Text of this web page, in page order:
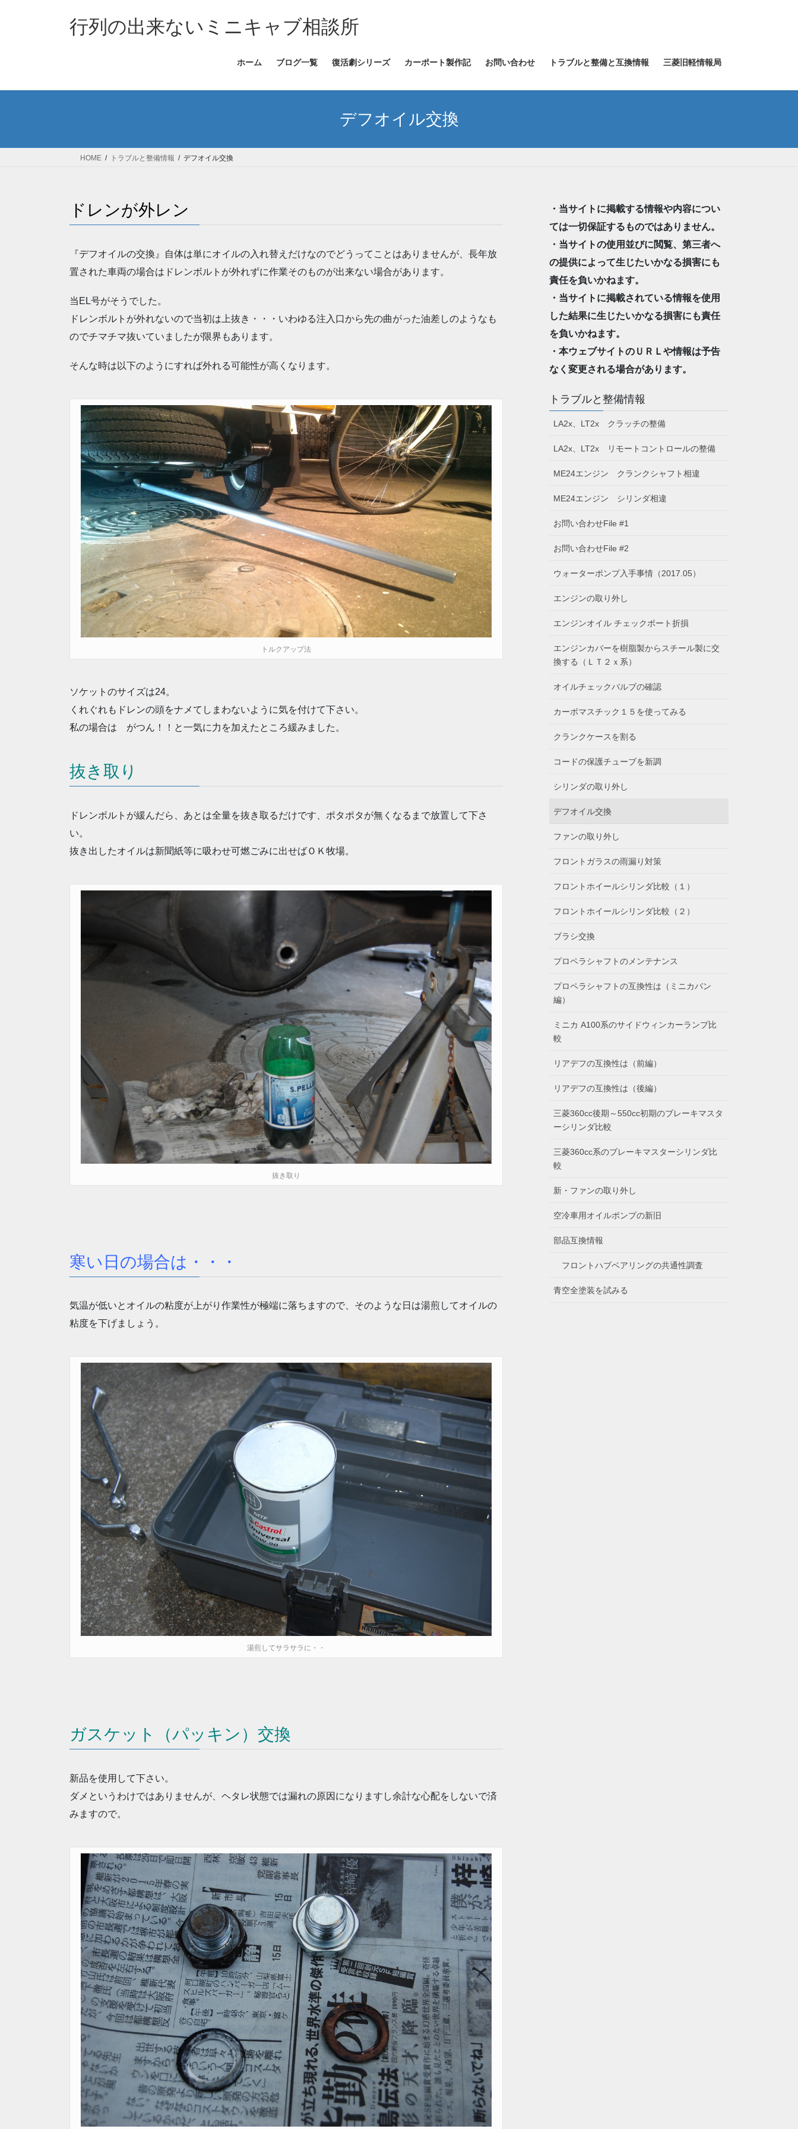
ス
ン
行列の出来ないミニキャブ相談所
ホーム ブログ一覧 復活劇シリーズ カーポート製作記 お問い合わせ トラブルと整備と互換情報 三菱旧軽情報局
デフオイル交換
HOME トラブルと整備情報 デフオイル交換
ドレンが外レン
『デフオイルの交換』自体は単にオイルの入れ替えだけなのでどうってことはありませんが、長年放
置された車両の場合はドレンボルトが外れずに作業そのものが出来ない場合があります。
当EL号がそうでした。
ドレンボルトが外れないので当初は上抜き・・・いわゆる注入口から先の曲がった油差しのようなも
のでチマチマ抜いていましたが限界もあります。
そんな時は以下のようにすれば外れる可能性が高くなります。
トルクアップ法
ソケットのサイズは24。
くれぐれもドレンの頭をナメてしまわないように気を付けて下さい。
私の場合は がつん！！と一気に力を加えたところ緩みました。
抜き取り
ドレンボルトが緩んだら、あとは全量を抜き取るだけです、ポタポタが無くなるまで放置して下さ
い。
抜き出したオイルは新聞紙等に吸わせ可燃ごみに出せばＯＫ牧場。
抜き取り
寒い日の場合は・・・
気温が低いとオイルの粘度が上がり作業性が極端に落ちますので、そのような日は湯煎してオイルの
粘度を下げましょう。
湯煎してサラサラに・・
ガスケット（パッキン）交換
新品を使用して下さい。
ダメというわけではありませんが、ヘタレ状態では漏れの原因になりますし余計な心配をしないで済
みますので。
・当サイトに掲載する情報や内容につい
ては一切保証するものではありません。
・当サイトの使用並びに閲覧、第三者へ
の提供によって生じたいかなる損害にも
責任を負いかねます。
・当サイトに掲載されている情報を使用
した結果に生じたいかなる損害にも責任
を負いかねます。
・本ウェブサイトのＵＲＬや情報は予告
なく変更される場合があります。
トラブルと整備情報
LA2x、LT2x クラッチの整備
LA2x、LT2x リモートコントロールの整備
ME24エンジン クランクシャフト相違
ME24エンジン シリンダ相違
お問い合わせFile #1
お問い合わせFile #2
ウォーターポンプ入手事情（2017.05）
エンジンの取り外し
エンジンオイル チェックポート折損
エンジンカバーを樹脂製からスチール製に交
換する（ＬＴ２ｘ系）
オイルチェックバルブの確認
カーボマスチック１５を使ってみる
クランクケースを割る
コードの保護チューブを新調
シリンダの取り外し
デフオイル交換
ファンの取り外し
フロントガラスの雨漏り対策
フロントホイールシリンダ比較（１）
フロントホイールシリンダ比較（２）
ブラシ交換
プロペラシャフトのメンテナンス
プロペラシャフトの互換性は（ミニカバン
編）
ミニカ A100系のサイドウィンカーランプ比
較
リアデフの互換性は（前編）
リアデフの互換性は（後編）
三菱360cc後期～550cc初期のブレーキマスタ
ーシリンダ比較
三菱360cc系のブレーキマスターシリンダ比
較
新・ファンの取り外し
空冷車用オイルポンプの新旧
部品互換情報
フロントハブベアリングの共通性調査
青空全塗装を試みる